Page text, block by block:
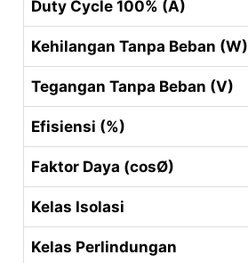
Duty Cycle 100% (A)
Kehilangan Tanpa Beban (W)
Tegangan Tanpa Beban (V)
Efisiensi (%)
Faktor Daya (cosØ)
Kelas Isolasi
Kelas Perlindungan